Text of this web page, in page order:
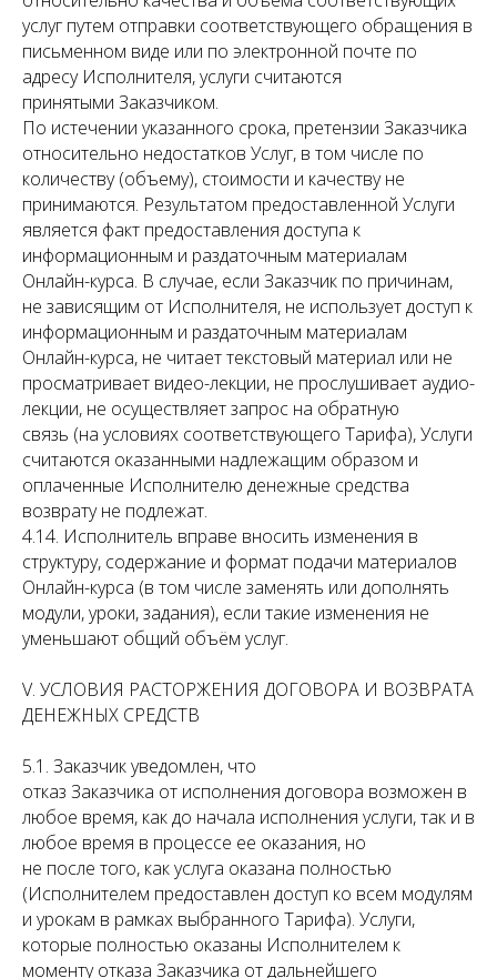
услуг путем отправки соответствующего обращения в
письменном виде или по электронной почте по
адресу Исполнителя, услуги считаются
принятыми Заказчиком.
По истечении указанного срока, претензии Заказчика
относительно недостатков Услуг, в том числе по
количеству (объему), стоимости и качеству не
принимаются. Результатом предоставленной Услуги
является факт предоставления доступа к
информационным и раздаточным материалам
Онлайн-курса. В случае, если Заказчик по причинам,
не зависящим от Исполнителя, не использует доступ к
информационным и раздаточным материалам
Онлайн-курса, не читает текстовый материал или не
просматривает видео-лекции, не прослушивает аудио-
лекции, не осуществляет запрос на обратную
связь (на условиях соответствующего Тарифа), Услуги
считаются оказанными надлежащим образом и
оплаченные Исполнителю денежные средства
возврату не подлежат.
4.14. Исполнитель вправе вносить изменения в
структуру, содержание и формат подачи материалов
Онлайн-курса (в том числе заменять или дополнять
модули, уроки, задания), если такие изменения не
уменьшают общий объём услуг.
V. УСЛОВИЯ РАСТОРЖЕНИЯ ДОГОВОРА И ВОЗВРАТА
ДЕНЕЖНЫХ СРЕДСТВ
5.1. Заказчик уведомлен, что
отказ Заказчика от исполнения договора возможен в
любое время, как до начала исполнения услуги, так и в
любое время в процессе ее оказания, но
не после того, как услуга оказана полностью
(Исполнителем предоставлен доступ ко всем модулям
и урокам в рамках выбранного Тарифа). Услуги,
которые полностью оказаны Исполнителем к
моменту отказа Заказчика от дальнейшего